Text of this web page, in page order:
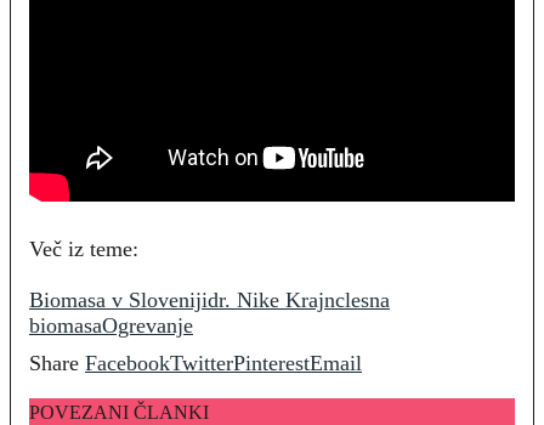
Več iz teme:
Biomasa v Slovenijidr. Nike Krajnclesna
biomasaOgrevanje
Share FacebookTwitterPinterestEmail
POVEZANI ČLANKI